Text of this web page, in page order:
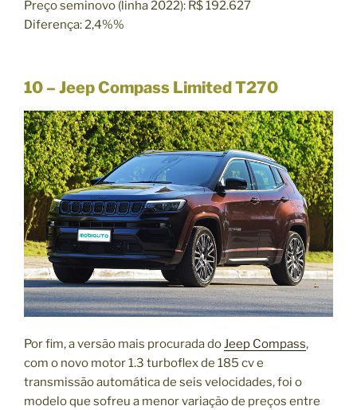
Preço seminovo (linha 2022): R$ 192.627
Diferença: 2,4%%
10 – Jeep Compass Limited T270
Por fim, a versão mais procurada doJeep Compass,
com o novo motor 1.3 turboflex de 185 cv e
transmissão automática de seis velocidades, foi o
modelo que sofreu a menor variação de preços entre